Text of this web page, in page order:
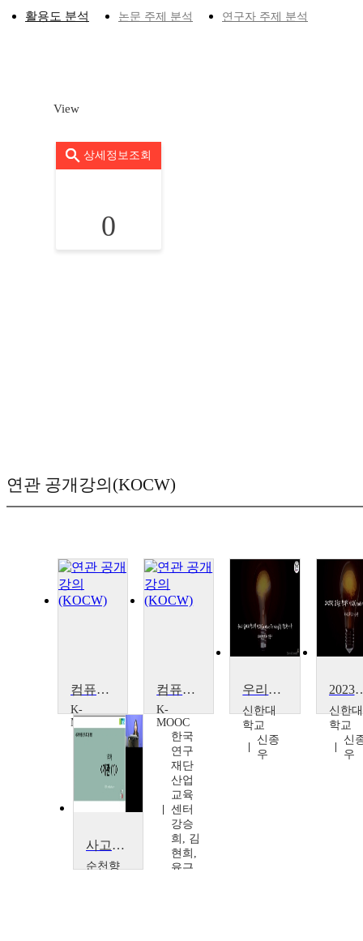
활용도 분석 논문 주제 분석 연구자 주제 분석
View
상세정보조회
0
연관 공개강의(KOCW)
컴퓨팅 사고(Computational Thinking)
K-
MOOC
한국
재단
산업
희, 김
현희,
육근
컴퓨팅 사고(Computational Thinking)
K-
MOOC
한국
연구
재단
산업
교육
센터
강승
희, 김
현희,
육근
우리의 삶에서 창의적 사고(Creative Thinking)가 필요한 이유
신한대
학교
신종
우
2023년 교육은 창의적
신한대
학교
신
우
사고력이론 및 프로그램 개발
순천향